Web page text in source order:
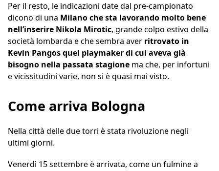
Per il resto, le indicazioni date dal pre-campionato
dicono di una Milano che sta lavorando molto bene
nell’inserire Nikola Mirotic, grande colpo estivo della
società lombarda e che sembra aver ritrovato in
Kevin Pangos quel playmaker di cui aveva già
bisogno nella passata stagione ma che, per infortuni
e vicissitudini varie, non si è quasi mai visto.
Come arriva Bologna
Nella città delle due torri è stata rivoluzione negli
ultimi giorni.
Venerdì 15 settembre è arrivata, come un fulmine a